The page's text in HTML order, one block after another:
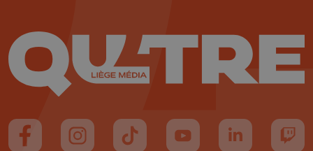
Suivez-nous sur FaceBook
Suivez-nous sur Instagram
Suivez-nous sur TikTok
Suivez-nous sur YouTube
Suivez-nous